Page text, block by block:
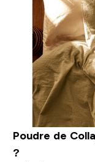
Poudre de
?